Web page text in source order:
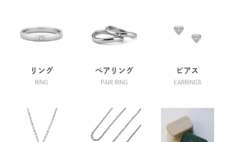
リング
RING
ペアリング
PAIR RING
ピアス
EARRINGS